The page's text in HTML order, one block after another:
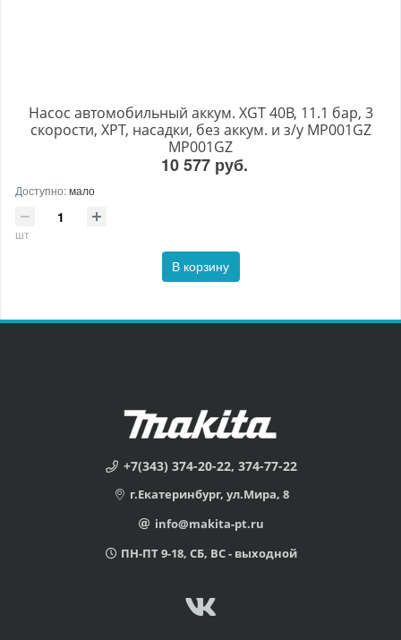
Насос автомобильный аккум. XGT 40В, 11.1 бар, 3
скорости, XPT, насадки, без аккум. и з/у MP001GZ
MP001GZ
10 577 руб.
Доступно:мало
шт
В корзину
+7(343) 374-20-22, 374-77-22
г.Екатеринбург, ул.Мира, 8
info@makita-pt.ru
ПН-ПТ 9-18, СБ, ВС - выходной